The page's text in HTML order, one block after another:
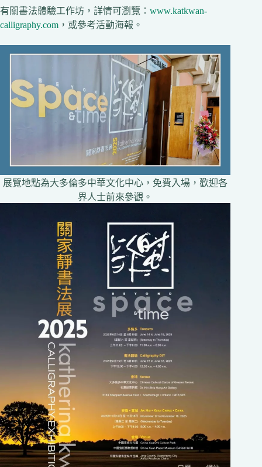
有關書法體驗工作坊，詳情可瀏覽： www.katkwan-
calligraphy.com ，或參考活動海報。
展覽地點為大多倫多中華文化中心，免費入場，歡迎各
界人士前來參觀。